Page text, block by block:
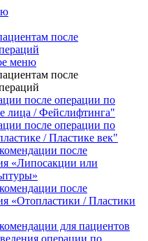
после
меню
после
после операции по
лица / Фейслифтинга"
после операции по
/ Пластике век"
после
«Липосакции или
после
«Отопластики / Пластики
для пациентов
операции по